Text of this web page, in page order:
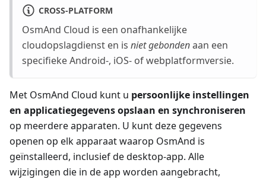
CROSS-PLATFORM
OsmAnd Cloud is een onafhankelijke
cloudopslagdienst en is niet gebondenaan een
specifieke Android-, iOS- of webplatformversie.
Met OsmAnd Cloud kunt u persoonlijke instellingen
en applicatiegegevens opslaan en synchroniseren
op meerdere apparaten. U kunt deze gegevens
openen op elk apparaat waarop OsmAnd is
geïnstalleerd, inclusief de desktop-app. Alle
wijzigingen die in de app worden aangebracht,